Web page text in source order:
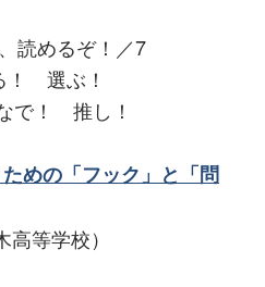
読めるぞ！／7
！ 選ぶ！
で！ 推し！
めの「フック」と「問
等学校）